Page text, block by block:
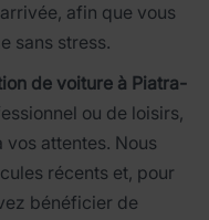
afin que vous
sans stress.
de voiture à Piatra-
ou de loisirs,
attentes. Nous
récents et, pour
bénéficier de